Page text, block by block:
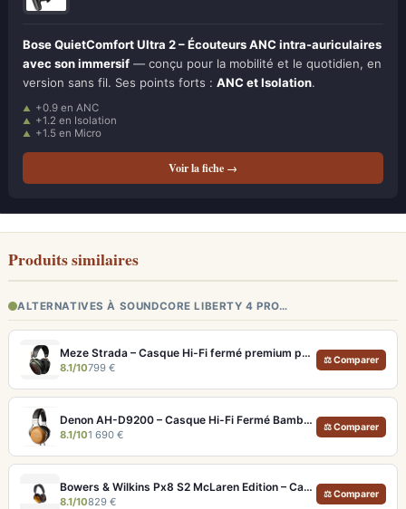
Bose QuietComfort Ultra 2 – Écouteurs ANC intra-auriculaires
avec son immersif — conçu pour la mobilité et le quotidien, en
version sans fil. Ses points forts : ANC et Isolation.
+0.9 en ANC
+1.2 en Isolation
+1.5 en Micro
Voir la fiche →
Produits similaires
ALTERNATIVES À SOUNDCORE LIBERTY 4 PRO…
Meze Strada – Casque Hi-Fi fermé premium pour écoute immersive
8.1/10799 €
⚖ Comparer
Denon AH-D9200 – Casque Hi-Fi Fermé Bambou FreeEdge Portable
8.1/101 690 €
⚖ Comparer
Bowers & Wilkins Px8 S2 McLaren Edition – Casque ANC hi-fi luxe et son de référence
8.1/10829 €
⚖ Comparer